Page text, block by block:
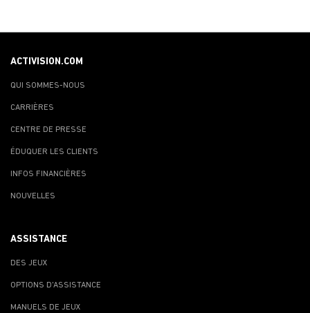
ACTIVISION.COM
QUI SOMMES-NOUS
CARRIÈRES
CENTRE DE PRESSE
ÉDUQUER LES CLIENTS
INFOS FINANCIÈRES
NOUVELLES
ASSISTANCE
DES JEUX
OPTIONS D'ASSISTANCE
MANUELS DE JEUX